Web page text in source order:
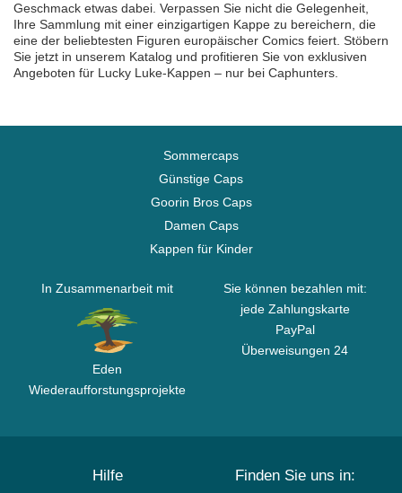
Geschmack etwas dabei. Verpassen Sie nicht die Gelegenheit,
Ihre Sammlung mit einer einzigartigen Kappe zu bereichern, die
eine der beliebtesten Figuren europäischer Comics feiert. Stöbern
Sie jetzt in unserem Katalog und profitieren Sie von exklusiven
Angeboten für Lucky Luke-Kappen – nur bei Caphunters.
Sommercaps
Günstige Caps
Goorin Bros Caps
Damen Caps
Kappen für Kinder
In Zusammenarbeit mit
Eden
Wiederaufforstungsprojekte
Sie können bezahlen mit:
jede Zahlungskarte
PayPal
Überweisungen 24
Hilfe Finden Sie uns in: